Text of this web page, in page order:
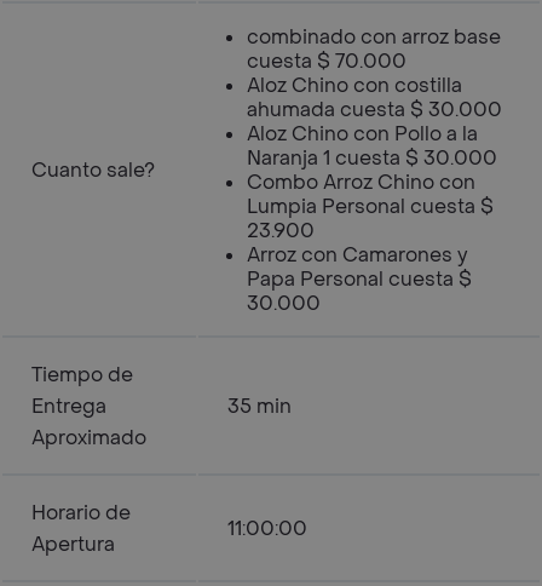
Cuanto sale?
combinado con arroz base
cuesta $ 70.000
Aloz Chino con costilla
ahumada cuesta $ 30.000
Aloz Chino con Pollo a la
Naranja 1 cuesta $ 30.000
Combo Arroz Chino con
Lumpia Personal cuesta $
23.900
Arroz con Camarones y
Papa Personal cuesta $
30.000
Tiempo de
Entrega
Aproximado
35 min
Horario de
Apertura
11:00:00